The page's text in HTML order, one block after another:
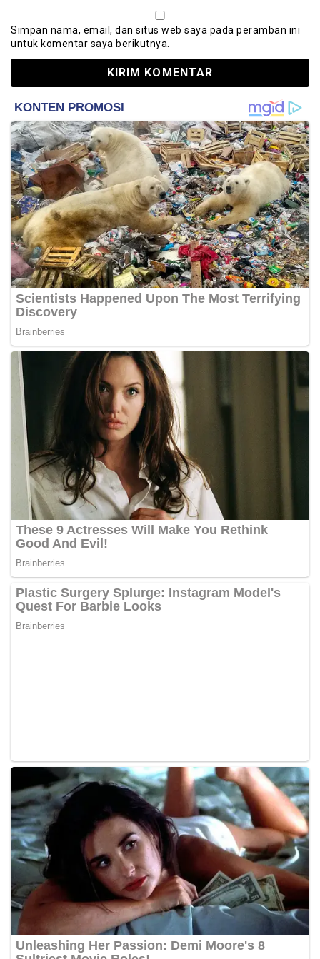
Simpan nama, email, dan situs web saya pada peramban ini
untuk komentar saya berikutnya.